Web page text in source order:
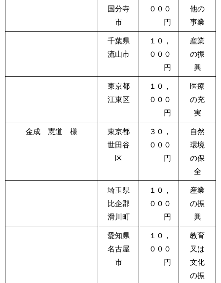
国分寺
市
０００
円
他の
事業
千葉県
流山市
１０，
０００
円
産業
の振
興
東京都
江東区
１０，
０００
円
医療
の充
実
金成 憲道 様
東京都
世田谷
区
３０，
０００
円
自然
環境
の保
全
埼玉県
比企郡
滑川町
１０，
０００
円
産業
の振
興
愛知県
名古屋
市
１０，
０００
円
教育
又は
文化
の振